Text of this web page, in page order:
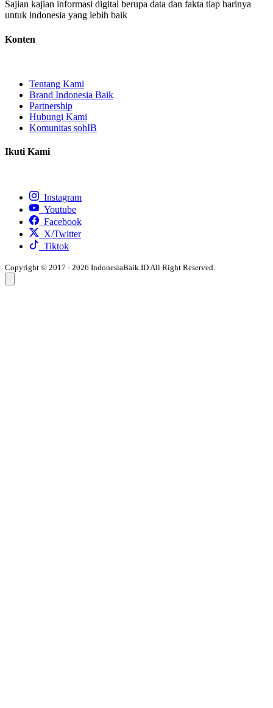
Sajian kajian informasi digital berupa data dan fakta tiap harinya
untuk indonesia yang lebih baik
Konten
Tentang Kami
Brand Indonesia Baik
Partnership
Hubungi Kami
Komunitas sohIB
Ikuti Kami
Instagram
Youtube
Facebook
X/Twitter
Tiktok
Copyright © 2017 - 2026 IndonesiaBaik.ID All Right Reserved.